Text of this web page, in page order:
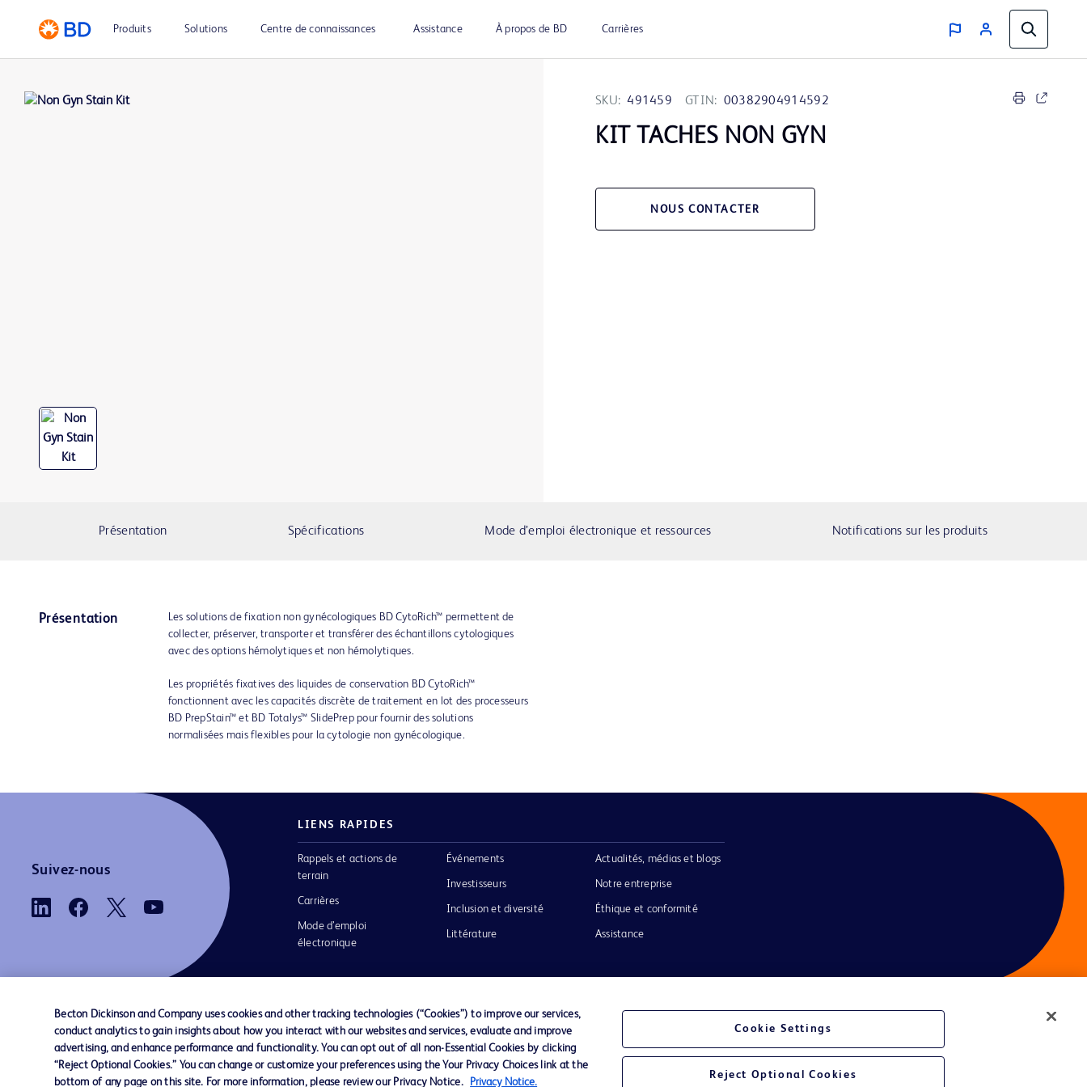
Produits Solutions Centre de connaissances Assistance À propos de BD Carrières
SKU: 491459 GTIN: 00382904914592
KIT TACHES NON GYN
NOUS CONTACTER
Présentation Spécifications Mode d’emploi électronique et ressources Notifications sur les produits
Présentation
Les solutions de fixation non gynécologiques BD CytoRich™ permettent de
collecter, préserver, transporter et transférer des échantillons cytologiques
avec des options hémolytiques et non hémolytiques.
Les propriétés fixatives des liquides de conservation BD CytoRich™
fonctionnent avec les capacités discrète de traitement en lot des processeurs
BD PrepStain™ et BD Totalys™ SlidePrep pour fournir des solutions
normalisées mais flexibles pour la cytologie non gynécologique.
Suivez-nous
LIENS RAPIDES
Rappels et actions de
terrain
Carrières
Mode d’emploi
électronique
Événements
Investisseurs
Inclusion et diversité
Littérature
Actualités, médias et blogs
Notre entreprise
Éthique et conformité
Assistance
Nous contacter Préférences en matière de cookies Confidentialité Conditions d’utilisation
Becton Dickinson and Company uses cookies and other tracking technologies (“Cookies”) to improve our services,
conduct analytics to gain insights about how you interact with our websites and services, evaluate and improve
advertising, and enhance performance and functionality. You can opt out of all non-Essential Cookies by clicking
“Reject Optional Cookies.” You can change or customize your preferences using the Your Privacy Choices link at the
bottom of any page on this site. For more information, please review our Privacy Notice.
Privacy Notice.
Cookie Settings
Reject Optional Cookies